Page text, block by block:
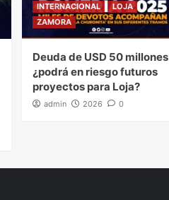
INTERNACIONAL
LOJA
ZAMORA
Deuda de USD 50 millones
¿podrá en riesgo futuros
proyectos para Loja?
admin 2026 0